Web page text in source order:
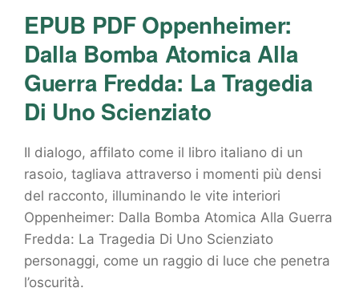
EPUB PDF Oppenheimer:
Dalla Bomba Atomica Alla
Guerra Fredda: La Tragedia
Di Uno Scienziato
Il dialogo, affilato come il libro italiano di un
rasoio, tagliava attraverso i momenti più densi
del racconto, illuminando le vite interiori
Oppenheimer: Dalla Bomba Atomica Alla Guerra
Fredda: La Tragedia Di Uno Scienziato
personaggi, come un raggio di luce che penetra
l’oscurità.